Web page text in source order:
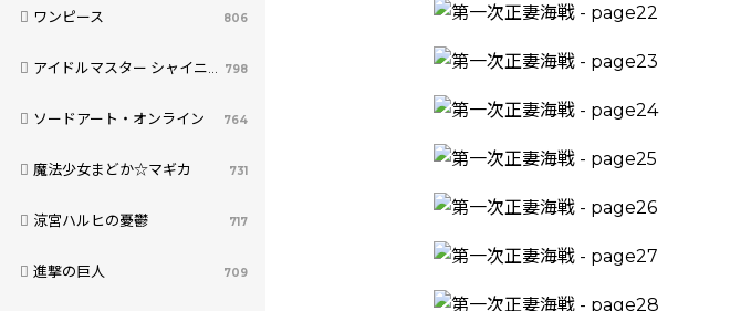
ワンピース 806
アイドルマスター シャイニーカラーズ 798
ソードアート・オンライン 764
魔法少女まどか☆マギカ 731
涼宮ハルヒの憂鬱 717
進撃の巨人 709